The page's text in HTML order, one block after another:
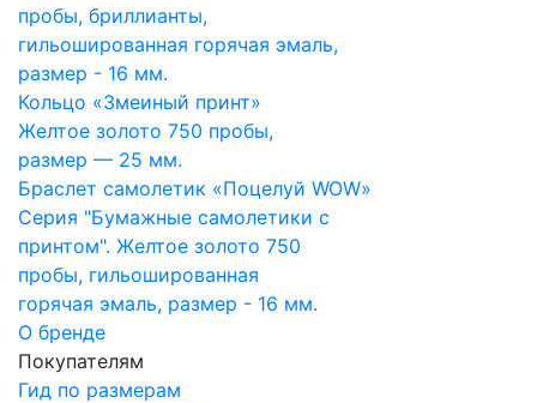
пробы, бриллианты,
гильошированная горячая эмаль,
размер - 16 мм.
Кольцо «Змеиный принт»
Желтое золото 750 пробы,
размер — 25 мм.
Браслет самолетик «Поцелуй WOW»
Серия "Бумажные самолетики с
принтом". Желтое золото 750
пробы, гильошированная
горячая эмаль, размер - 16 мм.
О бренде
Покупателям
Гид по размерам